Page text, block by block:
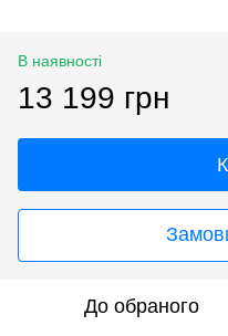
В наявності
13 199 грн
До обраного